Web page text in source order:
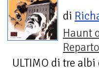
di
Haunt
ULTIMO di tre